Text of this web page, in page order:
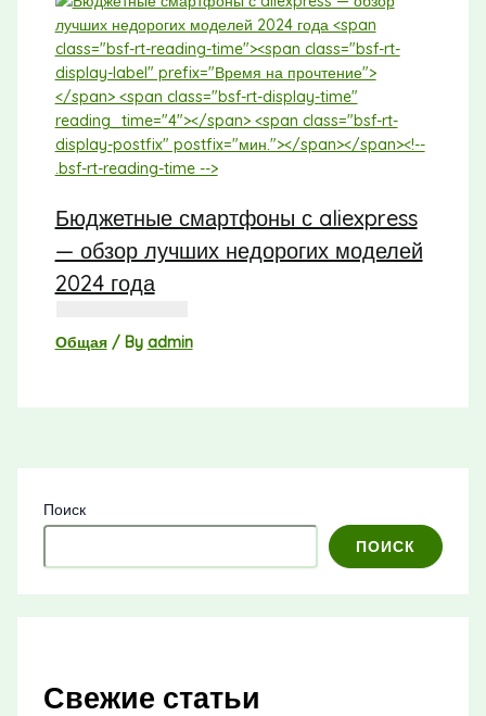
Бюджетные смартфоны с aliexpress
— обзор лучших недорогих моделей
2024 года
Общая/ By admin
Поиск
ПОИСК
Свежие статьи